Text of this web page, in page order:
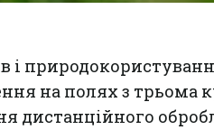
і
на полях з трьома
дистанційного